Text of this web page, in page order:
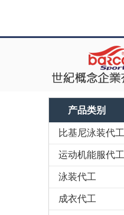
产品类别
比基尼泳装代工
运动机能服代工
泳装代工
成衣代工